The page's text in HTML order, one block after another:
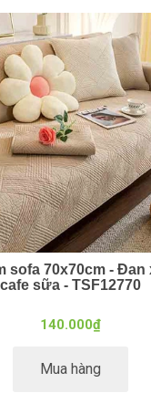
sofa 70x70cm - Đan
cafe sữa - TSF12770
140.000₫
Mua hàng